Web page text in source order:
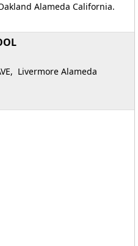
Alameda California.
Livermore Alameda